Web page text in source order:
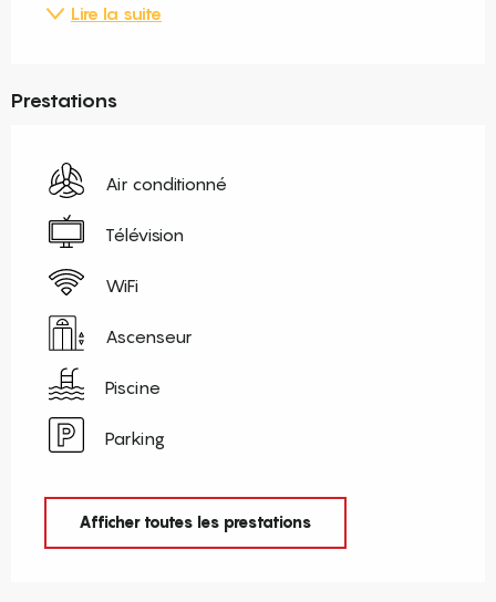
Lire la suite
Prestations
Air conditionné
Télévision
WiFi
Ascenseur
Piscine
Parking
Afficher toutes les prestations